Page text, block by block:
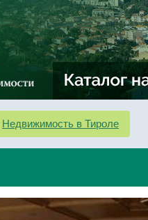
Недвижимость в Тироле